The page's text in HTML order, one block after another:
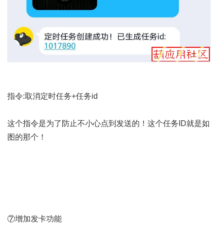
指令:取消定时任务+任务id
这个指令是为了防止不小心点到发送的！这个任务ID就是如
图的那个！
⑦增加发卡功能